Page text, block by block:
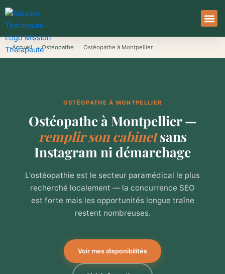
Aller
au
contenu
Accueil › Ostéopathe Ostéopathe à Montpellier
OSTÉOPATHE À MONTPELLIER
Ostéopathe à Montpellier —
remplir son cabinetsans
Instagram ni démarchage
L'ostéopathie est le secteur paramédical le plus
recherché localement — la concurrence SEO
est forte mais les opportunités longue traîne
restent nombreuses.
Voir mes disponibilités